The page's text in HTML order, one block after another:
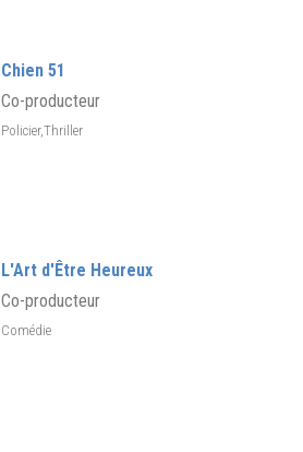
Chien 51
Co-producteur
Policier,Thriller
L'Art d'Être Heureux
Co-producteur
Comédie